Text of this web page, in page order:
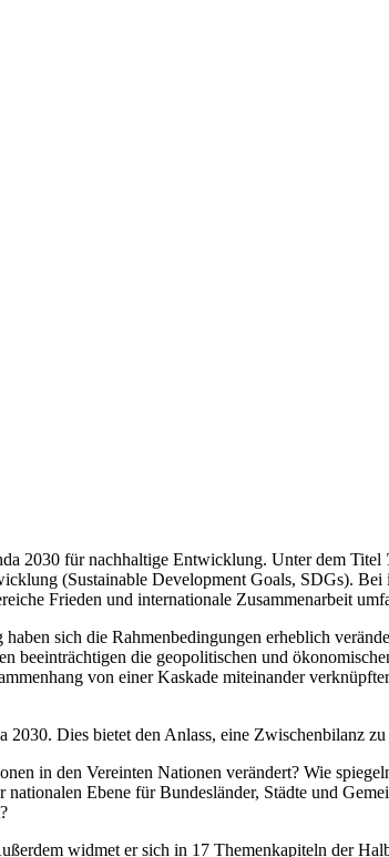
2030 für nachhaltige Entwicklung. Unter dem Titel
(Sustainable Development Goals, SDGs).
Frieden und internationale Zusammenarbeit
sich die Rahmenbedingungen erheblich
die geopolitischen und
von einer Kaskade miteinander
Dies bietet den Anlass, eine Zwischenbilanz zu
in den Vereinten Nationen verändert? Wie
Ebene für Bundesländer, Städte und
widmet er sich in 17 Themenkapiteln der